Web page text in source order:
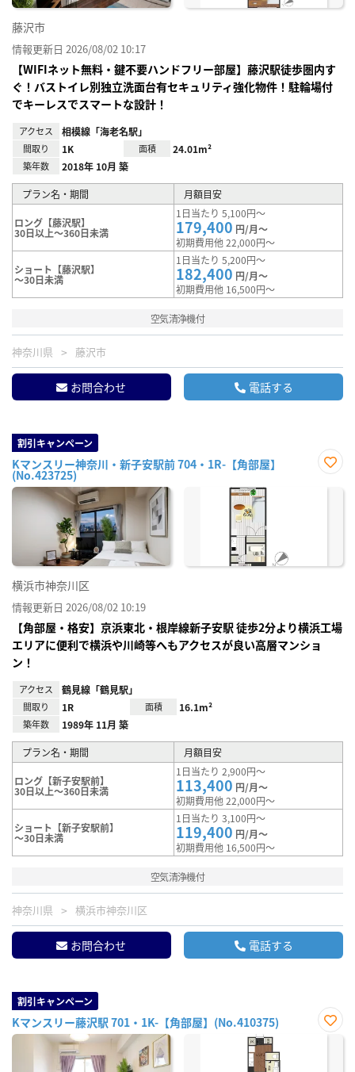
藤沢市
情報更新日 2026/08/02 10:17
【WIFIネット無料・鍵不要ハンドフリー部屋】藤沢駅徒歩圏内す
ぐ！バストイレ別独立洗面台有セキュリティ強化物件！駐輪場付
でキーレスでスマートな設計！
アクセス 相模線「海老名駅」
間取り 1K 面積 24.01m²
築年数 2018年 10月 築
プラン名・期間 月額目安
ロング【藤沢駅】
30日以上～360日未満
1日当たり 5,100円～
179,400 円/月～
初期費用他 22,000円～
ショート【藤沢駅】
～30日未満
1日当たり 5,200円～
182,400 円/月～
初期費用他 16,500円～
空気清浄機付
神奈川県 藤沢市
お問合わせ 電話する
割引キャンペーン
Kマンスリー神奈川・新子安駅前 704・1R-【角部屋】
(No.423725)
に入
横浜市神奈川区
情報更新日 2026/08/02 10:19
【角部屋・格安】京浜東北・根岸線新子安駅 徒歩2分より横浜工場
エリアに便利で横浜や川崎等へもアクセスが良い高層マンショ
ン！
アクセス 鶴見線「鶴見駅」
間取り 1R 面積 16.1m²
築年数 1989年 11月 築
プラン名・期間 月額目安
ロング【新子安駅前】
30日以上～360日未満
1日当たり 2,900円～
113,400 円/月～
初期費用他 22,000円～
ショート【新子安駅前】
～30日未満
1日当たり 3,100円～
119,400 円/月～
初期費用他 16,500円～
空気清浄機付
神奈川県 横浜市神奈川区
お問合わせ 電話する
割引キャンペーン
Kマンスリー藤沢駅 701・1K-【角部屋】(No.410375)
お気